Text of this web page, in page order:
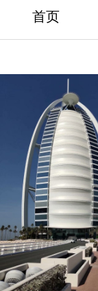
首页